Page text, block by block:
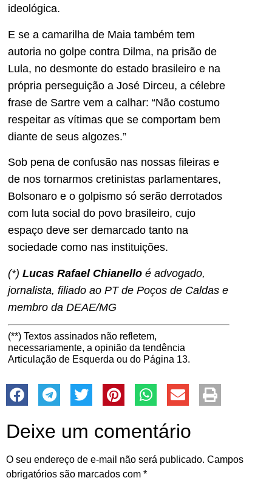
ideológica.
E se a camarilha de Maia também tem
autoria no golpe contra Dilma, na prisão de
Lula, no desmonte do estado brasileiro e na
própria perseguição a José Dirceu, a célebre
frase de Sartre vem a calhar: “Não costumo
respeitar as vítimas que se comportam bem
diante de seus algozes.”
Sob pena de confusão nas nossas fileiras e
de nos tornarmos cretinistas parlamentares,
Bolsonaro e o golpismo só serão derrotados
com luta social do povo brasileiro, cujo
espaço deve ser demarcado tanto na
sociedade como nas instituições.
(*) Lucas Rafael Chianello é advogado,
jornalista, filiado ao PT de Poços de Caldas e
membro da DEAE/MG
(**) Textos assinados não refletem,
necessariamente, a opinião da tendência
Articulação de Esquerda ou do Página 13.
Deixe um comentário
O seu endereço de e-mail não será publicado. Campos
obrigatórios são marcados com *